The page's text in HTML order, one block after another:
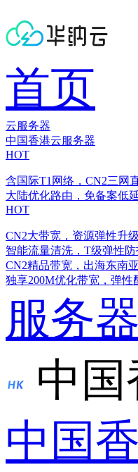
首页
云服务器
中国香港云服务器
HOT
含国际T1网络，CN2三网
大陆优化路由，免备案低
HOT
CN2大带宽，资源弹性升级
智能流量清洗，T级弹性防
CN2精品带宽，出海东南
独享200M优化带宽，弹性
服务
中
中国